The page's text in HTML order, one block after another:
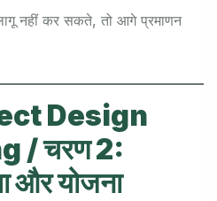
नहीं कर सकते, तो आगे प्रमाणन
Design
/ चरण 2:
और योजना